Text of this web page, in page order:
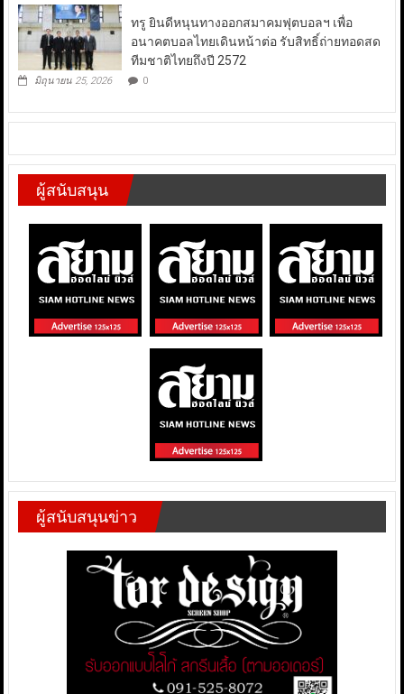
ทรู ยินดีหนุนทางออกสมาคมฟุตบอลฯ เพื่อ
อนาคตบอลไทยเดินหน้าต่อ รับสิทธิ์ถ่ายทอดสด
ทีมชาติไทยถึงปี 2572
มิถุนายน 25, 2026 0
ผู้สนับสนุน
ผู้สนับสนุนข่าว